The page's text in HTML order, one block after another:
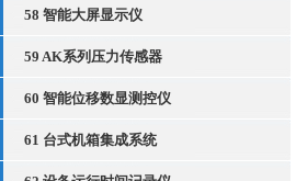
58 智能大屏显示仪
59 AK系列压力传感器
60 智能位移数显测控仪
61 台式机箱集成系统